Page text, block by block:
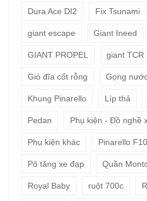
Dura Ace DI2 Fix Tsunami
giant escape Giant Ineed
GIANT PROPEL giant TCR
Giò đĩa cốt rỗng Gọng
Khung Pinarello Líp thả
Pedan Phụ kiện - Đồ nghề
Phụ kiện khác Pinarello F10
Pô tăng xe đạp Quần
Royal Baby ruột 700c